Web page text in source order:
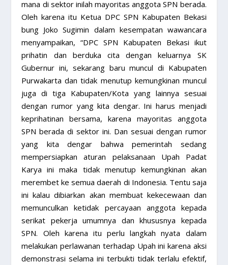
mana di sektor inilah mayoritas anggota SPN berada.
Oleh karena itu Ketua DPC SPN Kabupaten Bekasi
bung Joko Sugimin dalam kesempatan wawancara
menyampaikan, “DPC SPN Kabupaten Bekasi ikut
prihatin dan berduka cita dengan keluarnya SK
Gubernur ini, sekarang baru muncul di Kabupaten
Purwakarta dan tidak menutup kemungkinan muncul
juga di tiga Kabupaten/Kota yang lainnya sesuai
dengan rumor yang kita dengar. Ini harus menjadi
keprihatinan bersama, karena mayoritas anggota
SPN berada di sektor ini. Dan sesuai dengan rumor
yang kita dengar bahwa pemerintah sedang
mempersiapkan aturan pelaksanaan Upah Padat
Karya ini maka tidak menutup kemungkinan akan
merembet ke semua daerah di Indonesia. Tentu saja
ini kalau dibiarkan akan membuat kekecewaan dan
memunculkan ketidak percayaan anggota kepada
serikat pekerja umumnya dan khususnya kepada
SPN. Oleh karena itu perlu langkah nyata dalam
melakukan perlawanan terhadap Upah ini karena aksi
demonstrasi selama ini terbukti tidak terlalu efektif,